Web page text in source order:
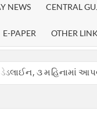
NEWS CENTRAL
E-PAPER OTHER
મહિનામાં આપવો પડશે